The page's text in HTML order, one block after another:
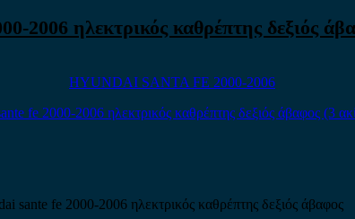
2006 ηλεκτρικός καθρέπτης δεξιός
HYUNDAI SANTA FE 2000-2006
sante fe 2000-2006 ηλεκτρικός καθρέπτης δεξιός άβαφος